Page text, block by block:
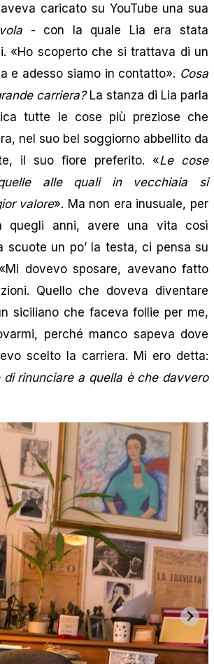
caricato su YouTube una sua
- con la quale Lia era stata
«Ho scoperto che si trattava di un
e adesso siamo in contatto». Cosa
carriera?La stanza di Lia parla
tutte le cose più preziose che
nel suo bel soggiorno abbellito da
il suo fiore preferito. «Le cose
alle quali in vecchiaia si
valore». Ma non era inusuale, per
quegli anni, avere una vita così
scuote un po’ la testa, ci pensa su
dovevo sposare, avevano fatto
Quello che doveva diventare
siciliano che faceva follie per me,
perché manco sapeva dove
scelto la carriera. Mi ero detta:
rinunciare a quella è che davvero